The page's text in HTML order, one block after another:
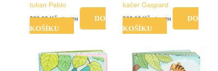
tukan Pablo
389,00Kč vč. DPH
DO
KOŠÍKU
kačer Gaspard
389,00Kč vč. DPH
DO
KOŠÍKU